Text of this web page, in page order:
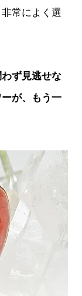
常によく選
ず見逃せな
が、もう一